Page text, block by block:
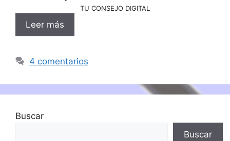
TU CONSEJO DIGITAL
Leer más
4 comentarios
Buscar
Buscar